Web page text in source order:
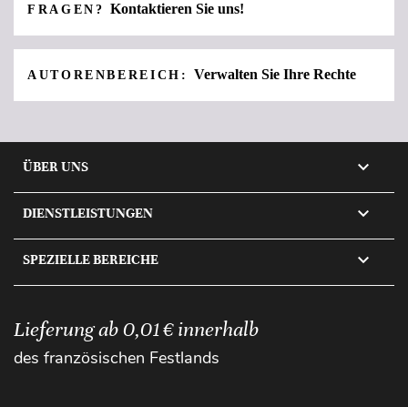
FRAGEN?Kontaktieren Sie uns!
AUTORENBEREICH: Verwalten Sie Ihre Rechte
ÜBER UNS 
DIENSTLEISTUNGEN 
SPEZIELLE BEREICHE 
Lieferung ab 0,01 € innerhalb
des französischen Festlands